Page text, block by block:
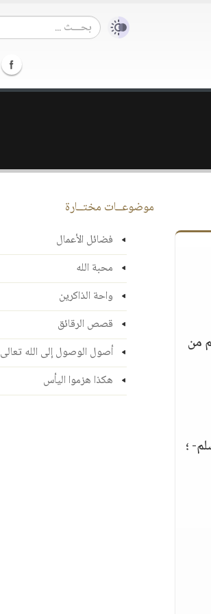
من
؛
موضوعــات مختــارة
فضائل الأعمال
محبة الله
واحة الذاكرين
قصص الرقائق
أصول الوصول إلى الله تعالى
هكذا هزموا اليأس